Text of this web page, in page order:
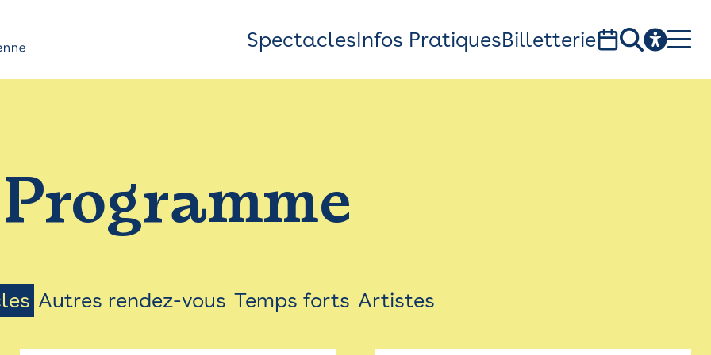
Top
Bar
Menu
SpectaclesInfos PratiquesBilletterie
1, av. du Chateau d'eau - 31300 Toulouse
Programme
Autres rendez-vous Temps forts Artistes